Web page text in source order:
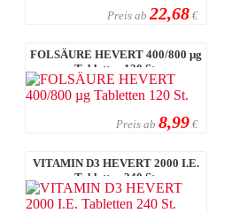
Preis ab 22,68 €
FOLSÄURE HEVERT 400/800 µg
Tabletten 120 St.
Preis ab 8,99 €
VITAMIN D3 HEVERT 2000 I.E.
Tabletten 240 St.